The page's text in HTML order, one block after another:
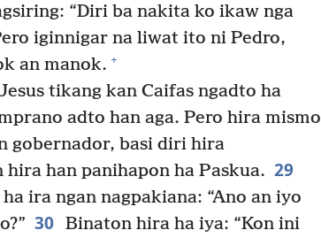
“Diri ba nakita ko ikaw nga
iginnigar na liwat ito ni Pedro,
an manok. +
tikang kan Caifas ngadto ha
adto han aga. Pero hira mismo
gobernador, basi diri hira
han panihapon ha Paskua. 29
ira ngan nagpakiana: “Ano an iyo
30 Binaton hira ha iya: “Kon ini